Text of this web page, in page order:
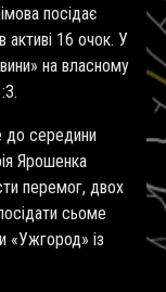
посідає
активі 16 очок. У
на власному
до середини
Ярошенка
перемог, двох
сьоме
«Ужгород» із